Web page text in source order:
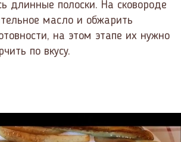
длинные полоски. На сковороде
масло и обжарить
на этом этапе их нужно
по вкусу.